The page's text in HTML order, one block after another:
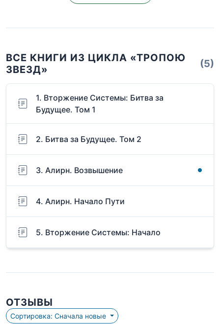
ВСЕ КНИГИ ИЗ ЦИКЛА «ТРОПОЮ
ЗВЕЗД»
(5)
1. Вторжение Системы: Битва за
Будущее. Том 1
2. Битва за Будущее. Том 2
3. Алирн. Возвышение
4. Алирн. Начало Пути
5. Вторжение Системы: Начало
ОТЗЫВЫ
Сортировка: Сначала новые